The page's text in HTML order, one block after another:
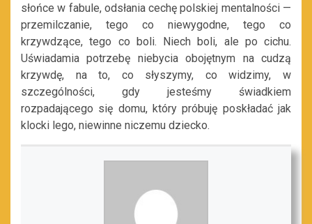
słońce w fabule, odsłania cechę polskiej mentalności —
przemilczanie, tego co niewygodne, tego co
krzywdzące, tego co boli. Niech boli, ale po cichu.
Uświadamia potrzebę niebycia obojętnym na cudzą
krzywdę, na to, co słyszymy, co widzimy, w
szczególności, gdy jesteśmy świadkiem
rozpadającego się domu, który próbuję poskładać jak
klocki lego, niewinne niczemu dziecko.